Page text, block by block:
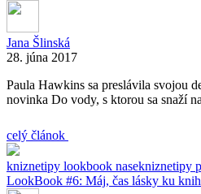
Jana Šlinská
28. júna 2017
Paula Hawkins sa preslávila svojou
novinka Do vody, s ktorou sa snaží
celý článok
kniznetipy lookbook nasekniznetipy
LookBook #6: Máj, čas lásky ku